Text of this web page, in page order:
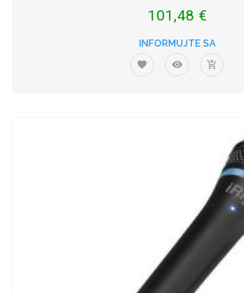
101,48 €
INFORMUJTE SA